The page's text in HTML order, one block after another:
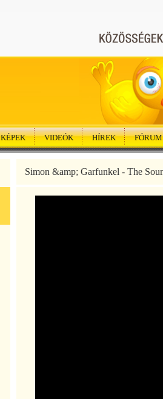
KÉPEK VIDEÓK HÍREK FÓRUM
Simon &amp; Garfunkel - The